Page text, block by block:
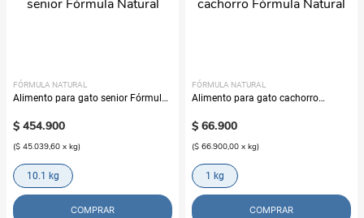
FÓRMULA NATURAL
Alimento para gato senior Fórmula
$ 454.900
($ 45.039,60 x kg)
10.1 kg
COMPRAR
FÓRMULA NATURAL
Alimento para gato cachorro
$ 66.900
($ 66.900,00 x kg)
1 kg
COMPRAR